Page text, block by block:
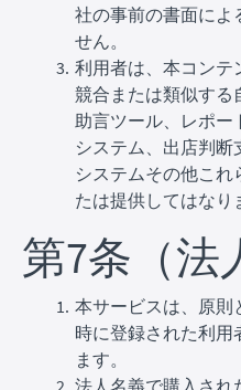
社の事前の書面によ
せん。
利用者は、本コンテ
競合または類似する
助言ツール、レポー
システム、出店判
システムその他これ
たは提供してはなり
第7条（法
本サービスは、原則
時に登録された利用
ます。
法人名義で購入され